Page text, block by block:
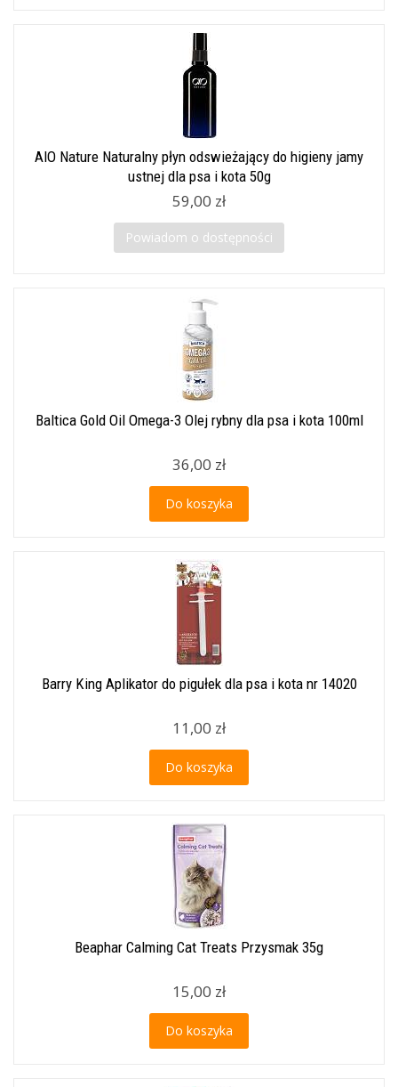
AIO Nature Naturalny płyn odswieżający do higieny jamy
ustnej dla psa i kota 50g
59,00 zł
Powiadom o dostępności
Baltica Gold Oil Omega-3 Olej rybny dla psa i kota 100ml
36,00 zł
Do koszyka
Barry King Aplikator do pigułek dla psa i kota nr 14020
11,00 zł
Do koszyka
Beaphar Calming Cat Treats Przysmak 35g
15,00 zł
Do koszyka